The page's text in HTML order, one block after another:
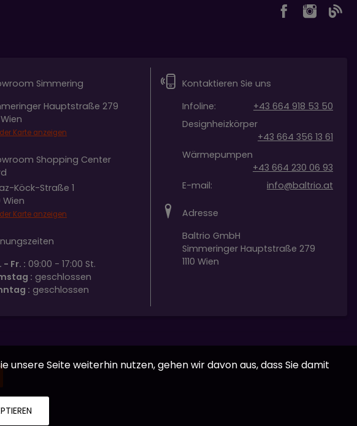
Simmering
Hauptstraße 279
Wien
Karte anzeigen
Shopping Center
Köck-Straße 1
Wien
Karte anzeigen
- Fr. : 09:00 - 17:00 St.
: geschlossen
: geschlossen
Kontaktieren Sie uns
Infoline:
+43 664 918 53 50
Designheizkörper
+43 664 356 13 61
Wärmepumpen
+43 664 230 06 93
E-mail:
info@baltrio.at
Adresse
Baltrio GmbH
Simmeringer Hauptstraße 279
1110 Wien
unsere Seite weiterhin nutzen, gehen wir davon aus, dass Sie damit